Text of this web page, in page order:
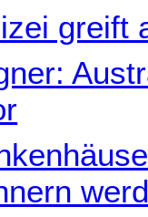
greift